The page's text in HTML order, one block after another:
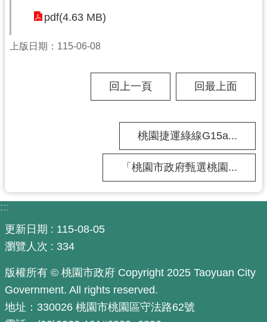
訊
政
資
訊
開
機
關
pdf(4.63 MB)
上版日期：115-06-08
回上一頁 回最上面
桃園捷運綠線G15a...
「桃園市政府甄選桃園...
:::
更新日期
115-08-05
瀏覽人次
334
版權所有 © 桃園市政府 Copyright 2025 Taoyuan City
Government. All rights reserved.
地址：330026 桃園市桃園區守法路62號